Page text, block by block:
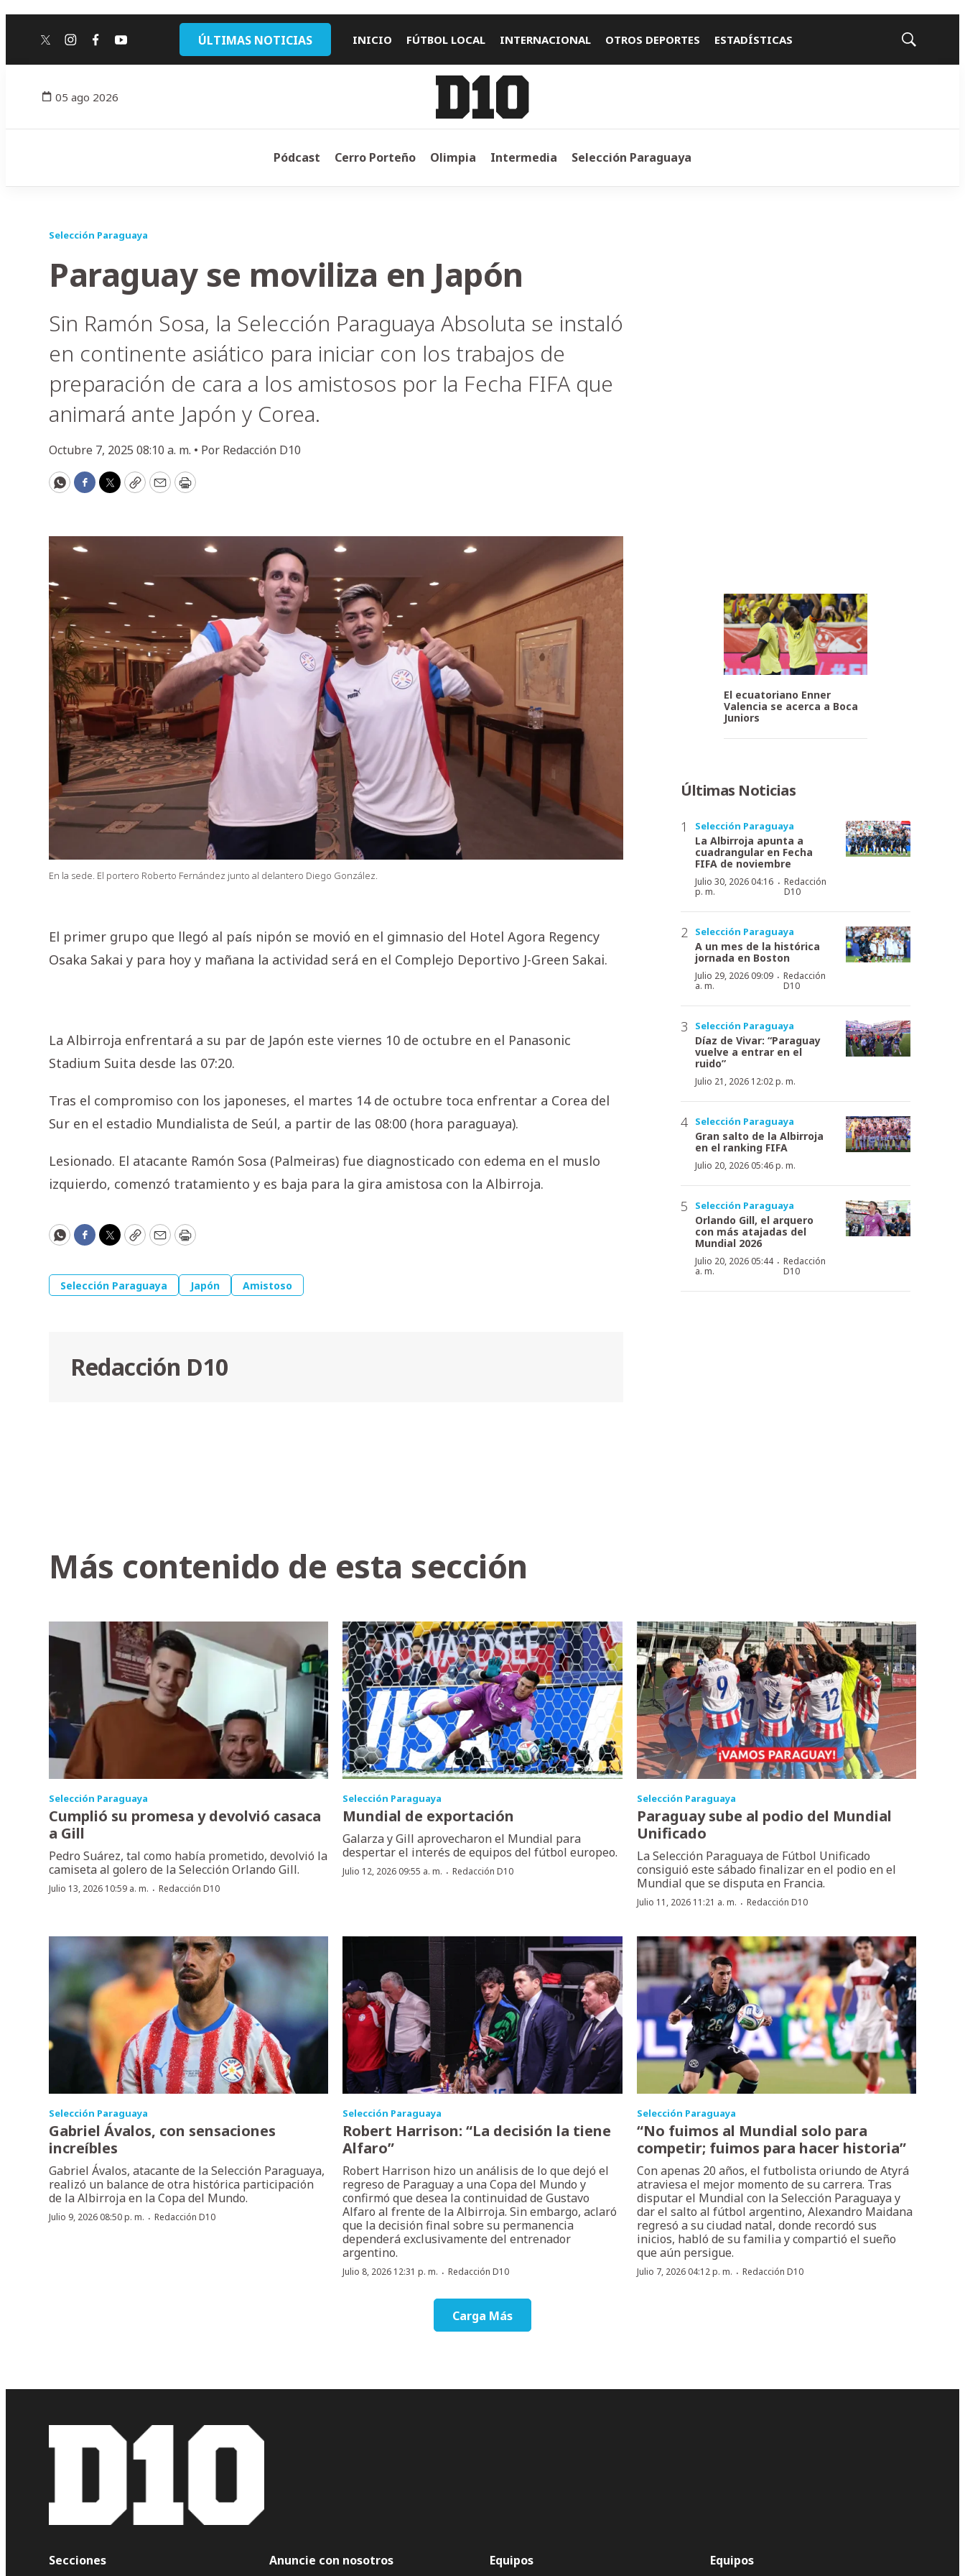
twitterinstagram
facebook
youtube ÚLTIMAS NOTICIAS INICIO FÚTBOL LOCAL INTERNACIONAL OTROS DEPORTES ESTADÍSTICAS
Mostrar
05 ago 2026
Pódcast Cerro Porteño Olimpia Intermedia Selección Paraguaya
Selección Paraguaya
Paraguay se moviliza en Japón
Sin Ramón Sosa, la Selección Paraguaya Absoluta se instaló
en continente asiático para iniciar con los trabajos de
preparación de cara a los amistosos por la Fecha FIFA que
animará ante Japón y Corea.
Octubre 7, 2025 08:10 a. m. • Por Redacción D10
WhatsApp
Facebook
Twitter
CopyEmailPrint
En la sede. El portero Roberto Fernández junto al delantero Diego González.
El primer grupo que llegó al país nipón se movió en el gimnasio del Hotel Agora Regency
Osaka Sakai y para hoy y mañana la actividad será en el Complejo Deportivo J-Green Sakai.
La Albirroja enfrentará a su par de Japón este viernes 10 de octubre en el Panasonic
Stadium Suita desde las 07:20.
Tras el compromiso con los japoneses, el martes 14 de octubre toca enfrentar a Corea del
Sur en el estadio Mundialista de Seúl, a partir de las 08:00 (hora paraguaya).
Lesionado. El atacante Ramón Sosa (Palmeiras) fue diagnosticado con edema en el muslo
izquierdo, comenzó tratamiento y es baja para la gira amistosa con la Albirroja.
WhatsApp
Facebook
Twitter
CopyEmailPrint
Selección Paraguaya Japón Amistoso
Redacción D10
El ecuatoriano Enner
Valencia se acerca a Boca
Juniors
Últimas Noticias
Selección Paraguaya
La Albirroja apunta a
cuadrangular en Fecha
FIFA de noviembre
Julio 30, 2026 04:16
p. m.
· Redacción
D10
Selección Paraguaya
A un mes de la histórica
jornada en Boston
Julio 29, 2026 09:09
a. m.
·Redacción
D10
Selección Paraguaya
Díaz de Vivar: “Paraguay
vuelve a entrar en el
ruido”
Julio 21, 2026 12:02 p. m.
Selección Paraguaya
Gran salto de la Albirroja
en el ranking FIFA
Julio 20, 2026 05:46 p. m.
Selección Paraguaya
Orlando Gill, el arquero
con más atajadas del
Mundial 2026
Julio 20, 2026 05:44
a. m.
·Redacción
D10
Más contenido de esta sección
Selección Paraguaya
Cumplió su promesa y devolvió casaca
a Gill
Pedro Suárez, tal como había prometido, devolvió la
camiseta al golero de la Selección Orlando Gill.
Julio 13, 2026 10:59 a. m. · Redacción D10
Selección Paraguaya
Mundial de exportación
Galarza y Gill aprovecharon el Mundial para
despertar el interés de equipos del fútbol europeo.
Julio 12, 2026 09:55 a. m. ·Redacción D10
Selección Paraguaya
Paraguay sube al podio del Mundial
Unificado
La Selección Paraguaya de Fútbol Unificado
consiguió este sábado finalizar en el podio en el
Mundial que se disputa en Francia.
Julio 11, 2026 11:21 a. m. · Redacción D10
Selección Paraguaya
Gabriel Ávalos, con sensaciones
increíbles
Gabriel Ávalos, atacante de la Selección Paraguaya,
realizó un balance de otra histórica participación
de la Albirroja en la Copa del Mundo.
Julio 9, 2026 08:50 p. m. · Redacción D10
Selección Paraguaya
Robert Harrison: “La decisión la tiene
Alfaro”
Robert Harrison hizo un análisis de lo que dejó el
regreso de Paraguay a una Copa del Mundo y
confirmó que desea la continuidad de Gustavo
Alfaro al frente de la Albirroja. Sin embargo, aclaró
que la decisión final sobre su permanencia
dependerá exclusivamente del entrenador
argentino.
Julio 8, 2026 12:31 p. m. ·Redacción D10
Selección Paraguaya
“No fuimos al Mundial solo para
competir; fuimos para hacer historia”
Con apenas 20 años, el futbolista oriundo de Atyrá
atraviesa el mejor momento de su carrera. Tras
disputar el Mundial con la Selección Paraguaya y
dar el salto al fútbol argentino, Alexandro Maidana
regresó a su ciudad natal, donde recordó sus
inicios, habló de su familia y compartió el sueño
que aún persigue.
Julio 7, 2026 04:12 p. m. · Redacción D10
Carga Más
Secciones Anuncie con nosotros Equipos Equipos